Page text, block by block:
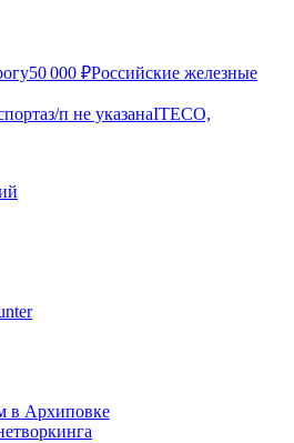
50 000 ₽Российские железные
з/п не указанаITECO,
в Архиповке